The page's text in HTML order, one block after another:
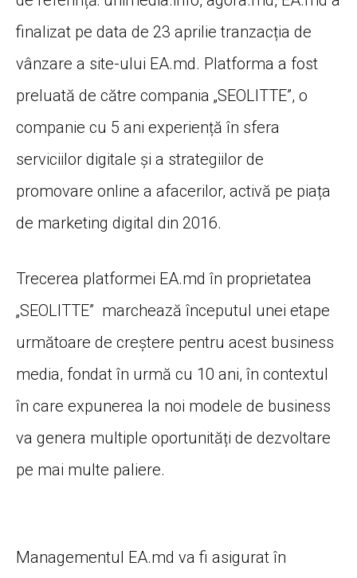
finalizat pe data de 23 aprilie tranzacția de
vânzare a site-ului EA.md. Platforma a fost
preluată de către compania „SEOLITTE”, o
companie cu 5 ani experiență în sfera
serviciilor digitale și a strategiilor de
promovare online a afacerilor, activă pe piața
de marketing digital din 2016.
Trecerea platformei EA.md în proprietatea
„SEOLITTE” marchează începutul unei etape
următoare de creștere pentru acest business
media, fondat în urmă cu 10 ani, în contextul
în care expunerea la noi modele de business
va genera multiple oportunități de dezvoltare
pe mai multe paliere.
Managementul EA.md va fi asigurat în